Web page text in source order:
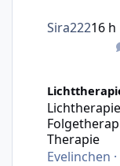
Sira22216 h
Therapie
Evelinchen ·